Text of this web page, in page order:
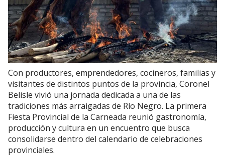
Con productores, emprendedores, cocineros, familias y
visitantes de distintos puntos de la provincia, Coronel
Belisle vivió una jornada dedicada a una de las
tradiciones más arraigadas de Río Negro. La primera
Fiesta Provincial de la Carneada reunió gastronomía,
producción y cultura en un encuentro que busca
consolidarse dentro del calendario de celebraciones
provinciales.